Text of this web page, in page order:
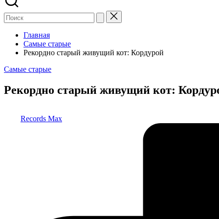
Главная
Самые старые
Рекордно старый живущий кот: Кордурой
Опубликовано
Самые старые
Рекордно старый живущий кот:
Records Max